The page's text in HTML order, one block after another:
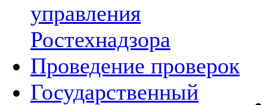
управления
Ростехнадзора
Проведение проверок
Государственный